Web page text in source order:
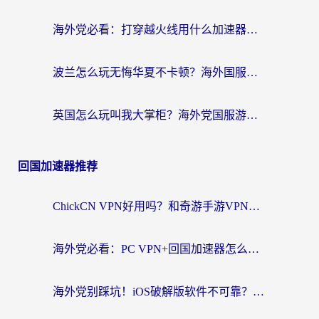
海外党必看：打穿越火线用什么加速器？解决延迟卡顿，还能玩奇妙拼图世界和第五人格
波兰怎么玩无悔华夏不卡顿？海外国服游戏加速器终极指南（附征途2萤火突击解决方案）
英国怎么玩叫我大掌柜？海外党国服游戏加速避坑指南（附实测推荐）
回国加速器推荐
ChickCN VPN好用吗？和奇游手游VPN对比哪个回国效果更好？海外党亲测实用指南
海外党必看：PC VPN+回国加速器怎么选？无缝访问国内资源全攻略
海外党别踩坑！iOS破解版软件不可靠？教你选对回国加速器无缝看国内资源